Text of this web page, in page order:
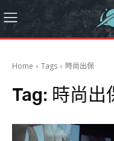
Home Tags 時尚出保
Tag: 時尚出